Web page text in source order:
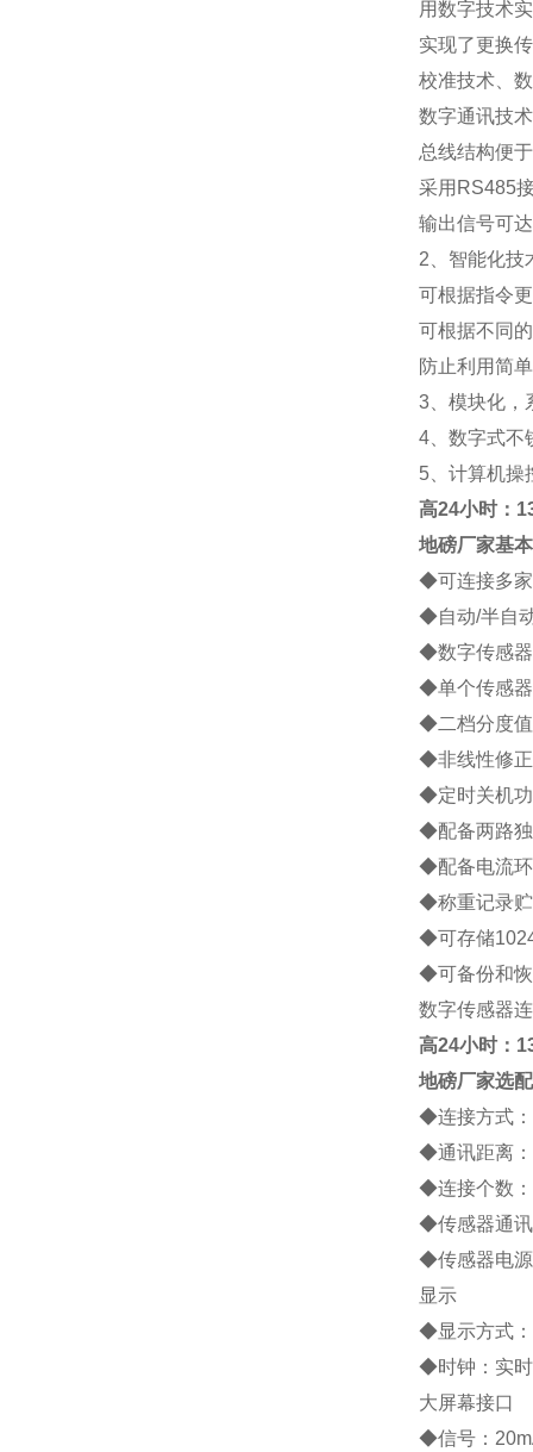
用数字技术
实现了更换
校准技术、
数字通讯技术
总线结构便
采用 RS485
输出信号可达
2 、智能化技
可根据指令
可根据不同
防止利用简
3、模块化，
4、数字式不
5、计算机操
高24小时：
地磅厂家基
◆可连接多
◆自动/半自
◆数字传感
◆单个传感
◆二档分度
◆非线性修
◆定时关机
◆配备两路
◆配备电流
◆称重记录
◆可存储
◆可备份和
数字传感器
高24小时：
地磅厂家选
◆连接方式：
◆通讯距离
◆连接个数：
◆传感器通
◆传感器电
显示
◆显示方式：
◆时钟：实
大屏幕接口
◆信号：